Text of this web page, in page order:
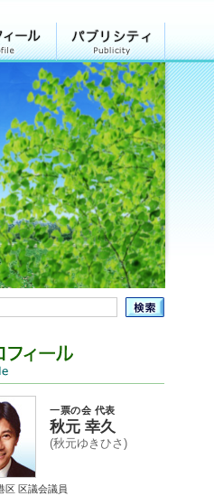
一票の会 代表
秋元 幸久
(秋元ゆきひさ)
区 区議会議員